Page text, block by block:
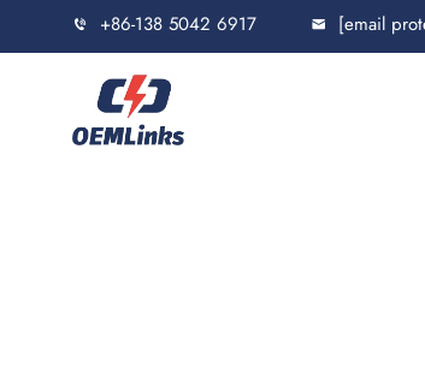
+86-138 5042 6917 [email